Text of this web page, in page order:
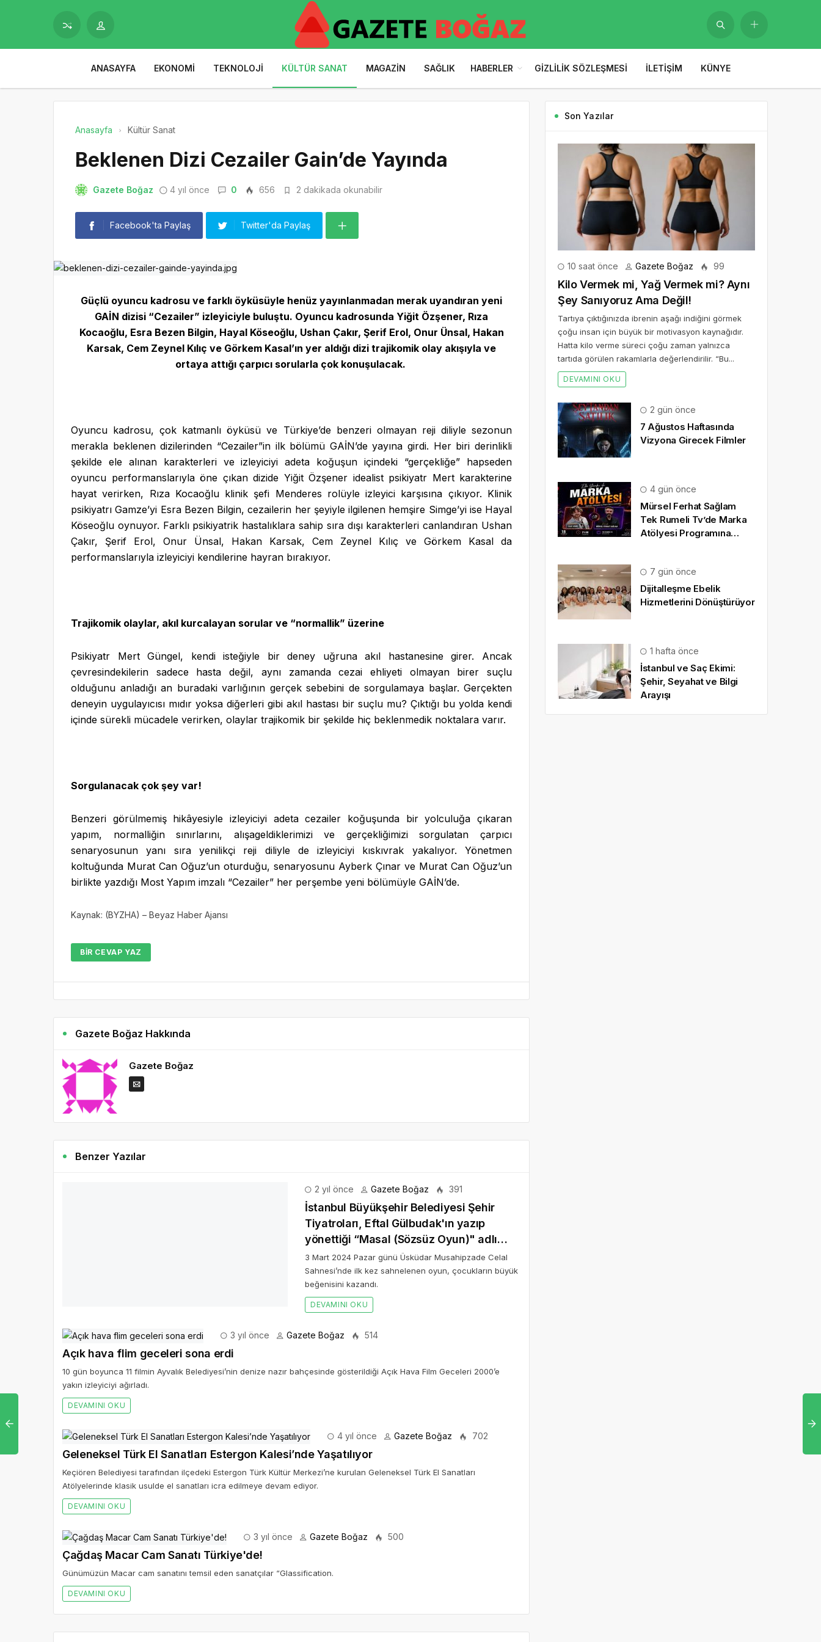
ANASAYFA EKONOMI TEKNOLOJI KÜLTÜR SANAT MAGAZIN SAĞLIK HABERLER GIZLILIK SÖZLEŞMESI İLETIŞIM KÜNYE
Anasayfa Kültür Sanat
Beklenen Dizi Cezailer Gain’de Yayında
Gazete Boğaz 4 yıl önce 0 656 2 dakikada okunabilir
Facebook'ta Paylaş Twitter'da Paylaş
Güçlü oyuncu kadrosu ve farklı öyküsüyle henüz yayınlanmadan merak uyandıran yeni
GAİN dizisi “Cezailer” izleyiciyle buluştu. Oyuncu kadrosunda Yiğit Özşener, Rıza
Kocaoğlu, Esra Bezen Bilgin, Hayal Köseoğlu, Ushan Çakır, Şerif Erol, Onur Ünsal, Hakan
Karsak, Cem Zeynel Kılıç ve Görkem Kasal’ın yer aldığı dizi trajikomik olay akışıyla ve
ortaya attığı çarpıcı sorularla çok konuşulacak.
Oyuncu kadrosu, çok katmanlı öyküsü ve Türkiye’de benzeri olmayan reji diliyle sezonun
merakla beklenen dizilerinden “Cezailer”in ilk bölümü GAİN’de yayına girdi. Her biri derinlikli
şekilde ele alınan karakterleri ve izleyiciyi adeta koğuşun içindeki “gerçekliğe” hapseden
oyuncu performanslarıyla öne çıkan dizide Yiğit Özşener idealist psikiyatr Mert karakterine
hayat verirken, Rıza Kocaoğlu klinik şefi Menderes rolüyle izleyici karşısına çıkıyor. Klinik
psikiyatrı Gamze’yi Esra Bezen Bilgin, cezailerin her şeyiyle ilgilenen hemşire Simge’yi ise Hayal
Köseoğlu oynuyor. Farklı psikiyatrik hastalıklara sahip sıra dışı karakterleri canlandıran Ushan
Çakır, Şerif Erol, Onur Ünsal, Hakan Karsak, Cem Zeynel Kılıç ve Görkem Kasal da
performanslarıyla izleyiciyi kendilerine hayran bırakıyor.
Trajikomik olaylar, akıl kurcalayan sorular ve “normallik” üzerine
Psikiyatr Mert Güngel, kendi isteğiyle bir deney uğruna akıl hastanesine girer. Ancak
çevresindekilerin sadece hasta değil, aynı zamanda cezai ehliyeti olmayan birer suçlu
olduğunu anladığı an buradaki varlığının gerçek sebebini de sorgulamaya başlar. Gerçekten
deneyin uygulayıcısı mıdır yoksa diğerleri gibi akıl hastası bir suçlu mu? Çıktığı bu yolda kendi
içinde sürekli mücadele verirken, olaylar trajikomik bir şekilde hiç beklenmedik noktalara varır.
Sorgulanacak çok şey var!
Benzeri görülmemiş hikâyesiyle izleyiciyi adeta cezailer koğuşunda bir yolculuğa çıkaran
yapım, normalliğin sınırlarını, alışageldiklerimizi ve gerçekliğimizi sorgulatan çarpıcı
senaryosunun yanı sıra yenilikçi reji diliyle de izleyiciyi kıskıvrak yakalıyor. Yönetmen
koltuğunda Murat Can Oğuz’un oturduğu, senaryosunu Ayberk Çınar ve Murat Can Oğuz’un
birlikte yazdığı Most Yapım imzalı “Cezailer” her perşembe yeni bölümüyle GAİN’de.
Kaynak: (BYZHA) – Beyaz Haber Ajansı
BIR CEVAP YAZ
Gazete Boğaz Hakkında
Gazete Boğaz
Benzer Yazılar
İstanbul Büyükşehir Belediyesi Şehir Tiyatroları, Eftal Gülbudak'ın yazıp yönettiği
“Masal (Sözsüz Oyun)" adlı çocuk oyununu seyirciyle buluşturdu
3 Mart 2024 Pazar günü Üsküdar Musahipzade Celal Sahnesi’nde ilk kez sahnelenen oyun, çocukların büyük
3 yıl önce Gazete Boğaz 514
Açık hava flim geceleri sona erdi
10 gün boyunca 11 filmin Ayvalık Belediyesi’nin denize nazır bahçesinde gösterildiği Açık Hava Film Geceleri 2000’e
yakın izleyiciyi ağırladı.
DEVAMINI OKU
4 yıl önce Gazete Boğaz 702
Geleneksel Türk El Sanatları Estergon Kalesi’nde Yaşatılıyor
Keçiören Belediyesi tarafından ilçedeki Estergon Türk Kültür Merkezi’ne kurulan Geleneksel Türk El Sanatları
Atölyelerinde klasik usulde el sanatları icra edilmeye devam ediyor.
DEVAMINI OKU
3 yıl önce Gazete Boğaz 500
Çağdaş Macar Cam Sanatı Türkiye'de!
Günümüzün Macar cam sanatını temsil eden sanatçılar “Glassification.
DEVAMINI OKU
Son Yazılar
10 saat önce Gazete Boğaz 99
Kilo Vermek mi, Yağ Vermek mi? Aynı
Şey Sanıyoruz Ama Değil!
Tartıya çıktığınızda ibrenin aşağı indiğini görmek
çoğu insan için büyük bir motivasyon kaynağıdır.
Hatta kilo verme süreci çoğu zaman yalnızca
tartıda görülen rakamlarla değerlendirilir. “Bu...
DEVAMINI OKU
2 gün önce
7 Ağustos Haftasında
Vizyona Girecek Filmler
4 gün önce
Mürsel Ferhat Sağlam
Tek Rumeli Tv’de Marka
Atölyesi Programına
7 gün önce
Dijitalleşme Ebelik
Hizmetlerini Dönüştürüyor
1 hafta önce
İstanbul ve Saç Ekimi:
Şehir, Seyahat ve Bilgi
Arayışı